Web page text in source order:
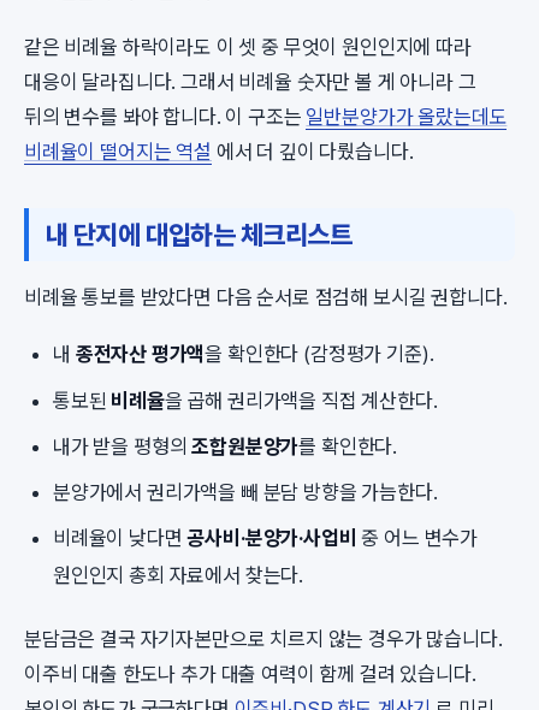
같은 비례율 하락이라도 이 셋 중 무엇이 원인인지에 따라
대응이 달라집니다. 그래서 비례율 숫자만 볼 게 아니라 그
뒤의 변수를 봐야 합니다. 이 구조는 일반분양가가 올랐는데도
비례율이 떨어지는 역설 에서 더 깊이 다뤘습니다.
내 단지에 대입하는 체크리스트
비례율 통보를 받았다면 다음 순서로 점검해 보시길 권합니다.
내 종전자산 평가액을 확인한다 (감정평가 기준).
통보된 비례율을 곱해 권리가액을 직접 계산한다.
내가 받을 평형의조합원분양가를 확인한다.
분양가에서 권리가액을 빼 분담 방향을 가늠한다.
비례율이 낮다면공사비·분양가·사업비 중 어느 변수가
원인인지 총회 자료에서 찾는다.
분담금은 결국 자기자본만으로 치르지 않는 경우가 많습니다.
이주비 대출 한도나 추가 대출 여력이 함께 걸려 있습니다.